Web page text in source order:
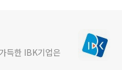
득한 IBK기업은